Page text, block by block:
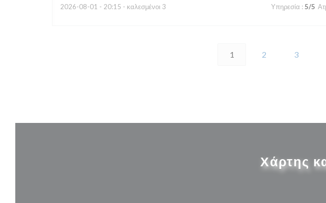
2026-08-01 - 20:15 - καλεσμένοι 3 Υπηρεσία : 5/5
1 2 3
Χάρτης